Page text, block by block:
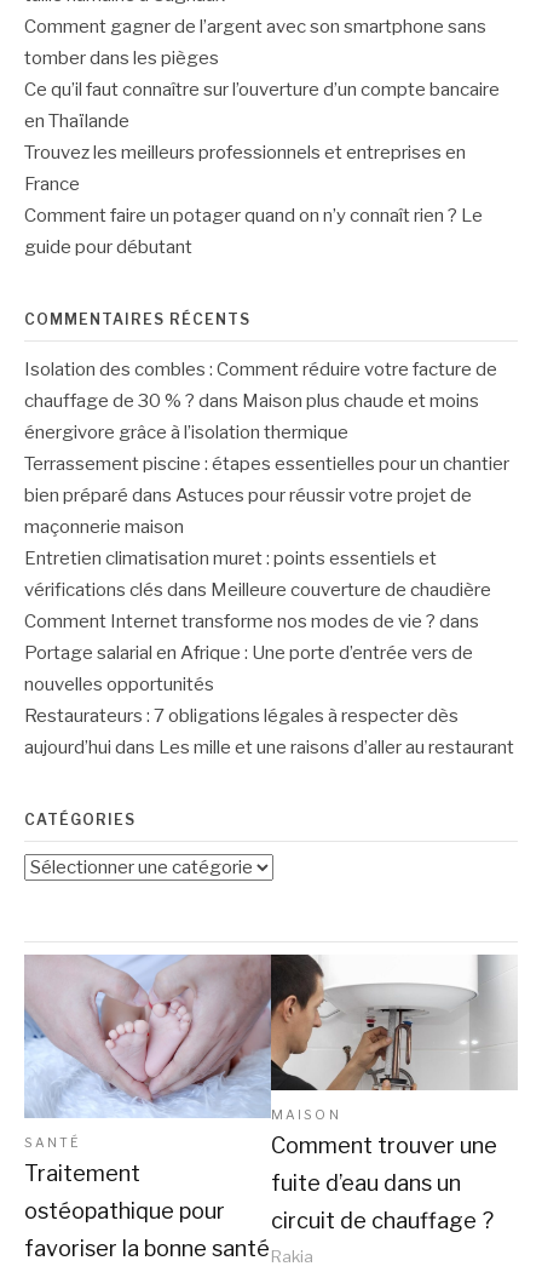
Comment gagner de l’argent avec son smartphone sans
tomber dans les pièges
Ce qu’il faut connaître sur l’ouverture d’un compte bancaire
en Thaïlande
Trouvez les meilleurs professionnels et entreprises en
France
Comment faire un potager quand on n’y connaît rien ? Le
guide pour débutant
COMMENTAIRES RÉCENTS
Isolation des combles : Comment réduire votre facture de
chauffage de 30 % ? dans Maison plus chaude et moins
énergivore grâce à l’isolation thermique
Terrassement piscine : étapes essentielles pour un chantier
bien préparé dans Astuces pour réussir votre projet de
maçonnerie maison
Entretien climatisation muret : points essentiels et
vérifications clés dans Meilleure couverture de chaudière
Comment Internet transforme nos modes de vie ? dans
Portage salarial en Afrique : Une porte d’entrée vers de
nouvelles opportunités
Restaurateurs : 7 obligations légales à respecter dès
aujourd’hui dans Les mille et une raisons d’aller au restaurant
CATÉGORIES
Catégories
SANTÉ
Traitement
ostéopathique pour
favoriser la bonne santé
MAISON
Comment trouver une
fuite d’eau dans un
circuit de chauffage ?
Rakia